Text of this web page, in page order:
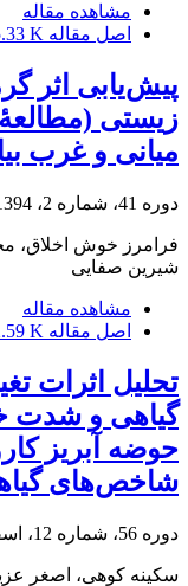
مشاهده مقاله
اصل مقاله K
پیش‌یابی اثر
زیستی
میانی و غرب
دوره 41، شماره 2، 1394، صفحه
فرامرز خوش اخلاق،
شیرین صفایی
مشاهده مقاله
اصل مقاله K
تحلیل اثرات
گیاهی و شدت
حوضه آبریز
شاخص‌های
دوره 56، شماره 12، اسفند 1404، صفحه
سکینه کوهی، اصغر